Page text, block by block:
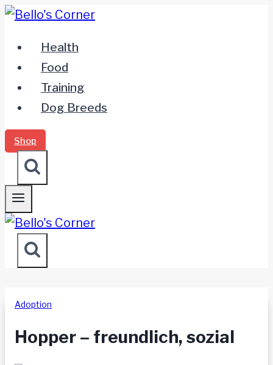
Zum
springenHealth
Food
Training
Dog Breeds
Shop
Adoption
Hopper – freundlich, sozial